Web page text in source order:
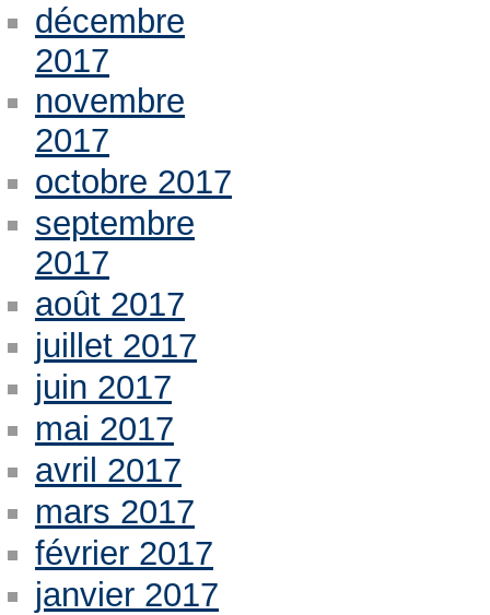
décembre
2017
novembre
2017
octobre 2017
septembre
2017
août 2017
juillet 2017
juin 2017
mai 2017
avril 2017
mars 2017
février 2017
janvier 2017